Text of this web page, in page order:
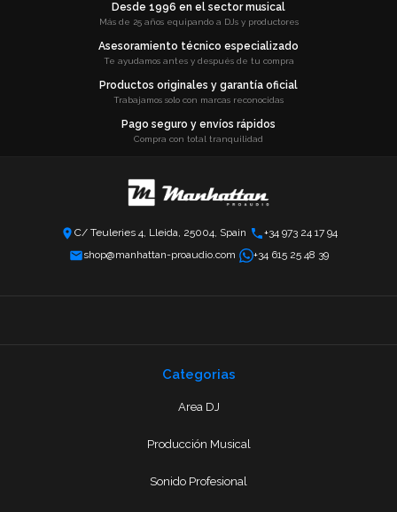
Desde 1996 en el sector musical
Más de 25 años equipando a DJs y productores
Asesoramiento técnico especializado
Te ayudamos antes y después de tu compra
Productos originales y garantía oficial
Trabajamos solo con marcas reconocidas
Pago seguro y envíos rápidos
Compra con total tranquilidad
C/ Teuleries 4, Lleida, 25004, Spain
+34 973 24 17 94
shop@manhattan-proaudio.com
+34 615 25 48 39
Categorias
Area DJ
Producción Musical
Sonido Profesional